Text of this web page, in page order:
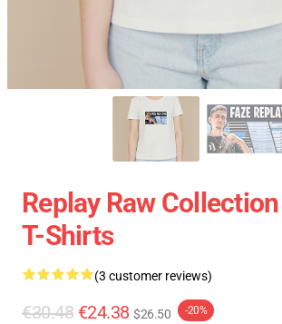
Replay Raw
T-Shirts
(3 customer reviews)
€30.48 €24.38 $26.50 -20%